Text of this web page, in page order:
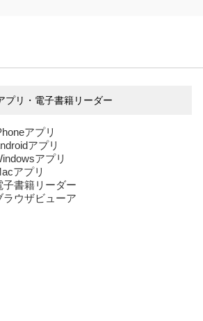
プリ・電子書籍リーダー
アプリ
アプリ
アプリ
アプリ
子書籍リーダー
ラウザビューア